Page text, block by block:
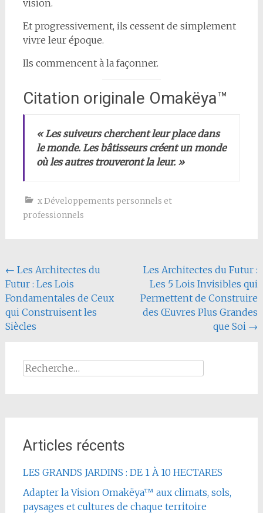
vision.
Et progressivement, ils cessent de simplement
vivre leur époque.
Ils commencent à la façonner.
Citation originale Omakëya™
« Les suiveurs cherchent leur place dans
le monde. Les bâtisseurs créent un monde
où les autres trouveront la leur. »
x Développements personnels et
professionnels
Navigation
de
l'article
← Les Architectes du
Futur : Les Lois
Fondamentales de Ceux
qui Construisent les
Siècles
Les Architectes du Futur :
Les 5 Lois Invisibles qui
Permettent de Construire
des Œuvres Plus Grandes
que Soi →
Rechercher :
Articles récents
LES GRANDS JARDINS : DE 1 À 10 HECTARES
Adapter la Vision Omakëya™ aux climats, sols,
paysages et cultures de chaque territoire